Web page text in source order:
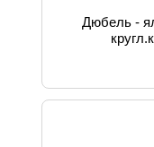
Дюбель -